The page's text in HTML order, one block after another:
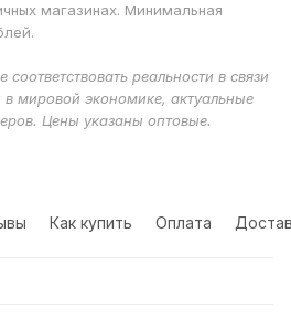
магазинах. Минимальная
реальности в связи
мировой экономике, актуальные
Цены указаны оптовые.
Как купить Оплата